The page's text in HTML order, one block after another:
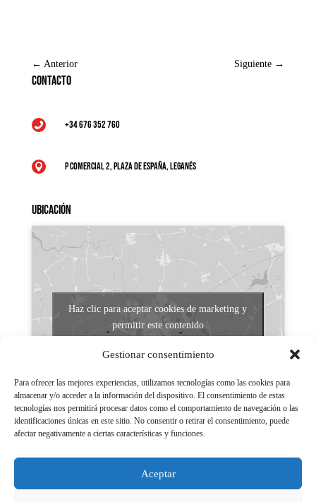
Gestionar consentimiento
Para ofrecer las mejores experiencias, utilizamos tecnologías como las cookies para
almacenar y/o acceder a la información del dispositivo. El consentimiento de estas
tecnologías nos permitirá procesar datos como el comportamiento de navegación o las
identificaciones únicas en este sitio. No consentir o retirar el consentimiento, puede
afectar negativamente a ciertas características y funciones.
Aceptar
← Anterior Siguiente →
Contacto
 +34 676 352 760
 P Comercial 2, Plaza de España, Leganés
Ubicación
Haz clic para aceptar cookies de marketing y
permitir este contenido
Aviso legal